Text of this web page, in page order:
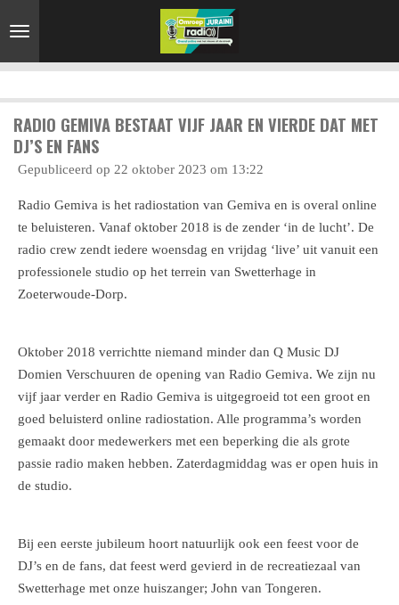
direct
naar
RADIO GEMIVA BESTAAT VIJF JAAR EN VIERDE DAT MET
DJ’S EN FANS
Gepubliceerd op 22 oktober 2023 om 13:22
Radio Gemiva is het radiostation van Gemiva en is overal online
te beluisteren. Vanaf oktober 2018 is de zender ‘in de lucht’. De
radio crew zendt iedere woensdag en vrijdag ‘live’ uit vanuit een
professionele studio op het terrein van Swetterhage in
Zoeterwoude-Dorp.
Oktober 2018 verrichtte niemand minder dan Q Music DJ
Domien Verschuuren de opening van Radio Gemiva. We zijn nu
vijf jaar verder en Radio Gemiva is uitgegroeid tot een groot en
goed beluisterd online radiostation. Alle programma’s worden
gemaakt door medewerkers met een beperking die als grote
passie radio maken hebben. Zaterdagmiddag was er open huis in
de studio.
Bij een eerste jubileum hoort natuurlijk ook een feest voor de
DJ’s en de fans, dat feest werd gevierd in de recreatiezaal van
Swetterhage met onze huiszanger; John van Tongeren.